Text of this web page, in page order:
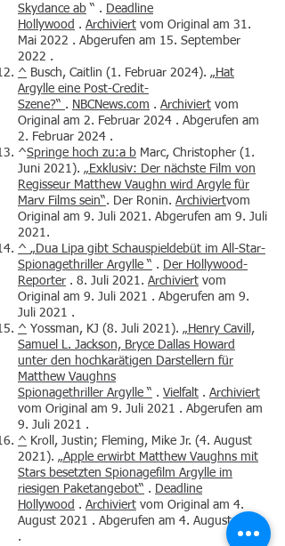
Skydance ab “ . Deadline
Hollywood . Archiviert vom Original am 31.
Mai 2022 . Abgerufen am 15. September
2022 .
^ Busch, Caitlin (1. Februar 2024). „Hat
Argylle eine Post-Credit-
Szene?“ . NBCNews.com . Archiviert vom
Original am 2. Februar 2024 . Abgerufen am
2. Februar 2024 .
^Springe hoch zu:a b Marc, Christopher (1.
Juni 2021). „Exklusiv: Der nächste Film von
Regisseur Matthew Vaughn wird Argyle für
Marv Films sein“. Der Ronin. Archiviertvom
Original am 9. Juli 2021. Abgerufen am 9. Juli
2021.
^ „Dua Lipa gibt Schauspieldebüt im All-Star-
Spionagethriller Argylle “ . Der Hollywood-
Reporter . 8. Juli 2021. Archiviert vom
Original am 9. Juli 2021 . Abgerufen am 9.
Juli 2021 .
^ Yossman, KJ (8. Juli 2021). „Henry Cavill,
Samuel L. Jackson, Bryce Dallas Howard
unter den hochkarätigen Darstellern für
Matthew Vaughns
Spionagethriller Argylle “ . Vielfalt . Archiviert
vom Original am 9. Juli 2021 . Abgerufen am
9. Juli 2021 .
^ Kroll, Justin; Fleming, Mike Jr. (4. August
2021). „Apple erwirbt Matthew Vaughns mit
Stars besetzten Spionagefilm Argylle im
riesigen Paketangebot“ . Deadline
Hollywood . Archiviert vom Original am 4.
August 2021 . Abgerufen am 4. August 2021
.